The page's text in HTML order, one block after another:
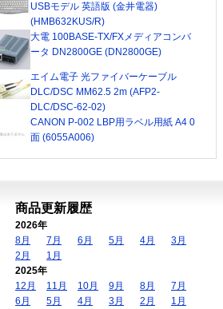
USBモデル 英語版 (金井電器)
(HMB632KUS/R)
大電 100BASE-TX/FXメディアコンバ
ータ DN2800GE (DN2800GE)
エイム電子 光ファイバーケーブル
DLC/DSC MM62.5 2m (AFP2-
DLC/DSC-62-02)
CANON P-002 LBP用ラベル用紙 A4 0
面 (6055A006)
商品更新履歴
2026年
8月
7月 6月 5月 4月
3月
2月
1月
2025年
12月
11月 10月 9月 8月
7月
6月
5月 4月 3月 2月
1月